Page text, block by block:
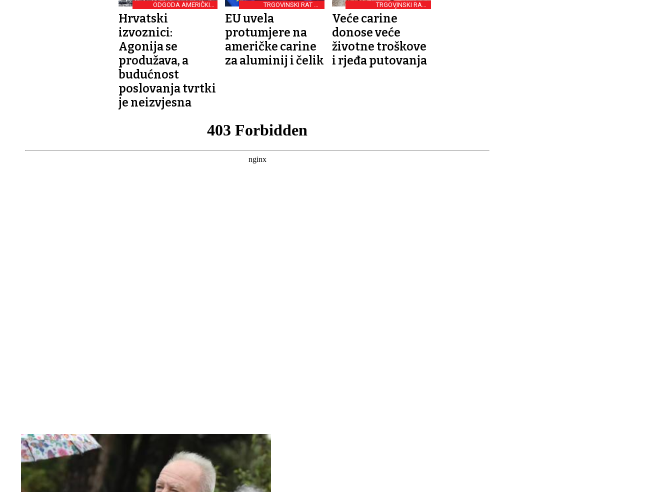
ODGODA AMERIČKIH
CARINA I EUROPSKIH
Hrvatski
izvoznici:
Agonija se
produžava, a
budućnost
poslovanja tvrtki
je neizvjesna
TRGOVINSKI RAT SE
NASTAVLJA
EU uvela
protumjere na
američke carine
za aluminij i čelik
TRGOVINSKI RAT I
TURISTIČKI SEKTOR
Veće carine
donose veće
životne troškove
i rjeđa putovanja